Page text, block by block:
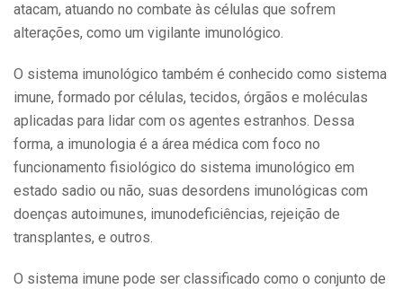
atacam, atuando no combate às células que sofrem
alterações, como um vigilante imunológico.
O sistema imunológico também é conhecido como sistema
imune, formado por células, tecidos, órgãos e moléculas
aplicadas para lidar com os agentes estranhos. Dessa
forma, a imunologia é a área médica com foco no
funcionamento fisiológico do sistema imunológico em
estado sadio ou não, suas desordens imunológicas com
doenças autoimunes, imunodeficiências, rejeição de
transplantes, e outros.
O sistema imune pode ser classificado como o conjunto de